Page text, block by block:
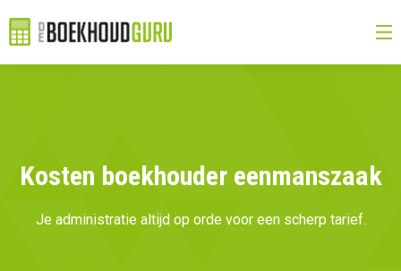
Kosten boekhouder eenmanszaak
Je administratie altijd op orde voor een scherp tarief.